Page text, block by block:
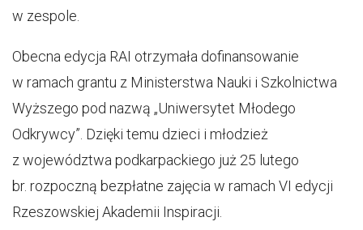
w zespole.
Obecna edycja RAI otrzymała dofinansowanie
w ramach grantu z Ministerstwa Nauki i Szkolnictwa
Wyższego pod nazwą „Uniwersytet Młodego
Odkrywcy”. Dzięki temu dzieci i młodzież
z województwa podkarpackiego już 25 lutego
br. rozpoczną bezpłatne zajęcia w ramach VI edycji
Rzeszowskiej Akademii Inspiracji.